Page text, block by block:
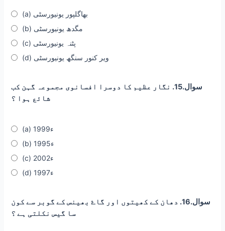
(a) بھاگلپور یونیورسٹی
(b) مگدھ یونیورسٹی
(c) پٹنہ یونیورسٹی
(d) ویر کنور سنگھ یونیورسٹی
سوال.15. نگار عظیم کا دوسرا افسانوی مجموعہ گہن کب
شائع ہوا ؟
(a) 1999ء
(b) 1995ء
(c) 2002ء
(d) 1997ء
سوال.16. دھان کے کھیتوں اور گاۓ بھینس کے گوبر سے کون
سا گیس نکلتی ہے ؟